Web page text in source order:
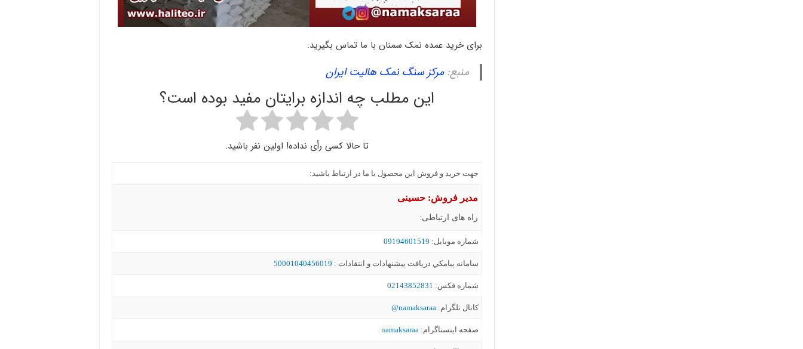
برای خرید عمده نمک سمنان با ما تماس بگیرید.
منبع:مرکز سنگ نمک هالیت ایران
این مطلب چه اندازه برایتان مفید بوده است؟
تا حالا کسی رأی نداده! اولین نفر باشید.
جهت خرید و فروش این محصول با ما در ارتباط باشید:
مدیر فروش: حسینی
راه های ارتباطی:
شماره موبايل: 09194601519
سامانه پيامکي دریافت پیشنهادات و انتقادات : 50001040456019
شماره فکس: 02143852831
کانال تلگرام: namaksaraa@
صفحه اینستاگرام: namaksaraa